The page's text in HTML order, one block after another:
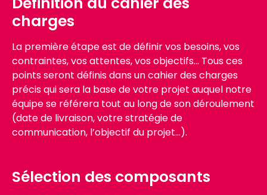
charges
La première étape est de définir vos besoins, vos
contraintes, vos attentes, vos objectifs… Tous ces
points seront définis dans un cahier des charges
précis qui sera la base de votre projet auquel notre
équipe se référera tout au long de son déroulement
(date de livraison, votre stratégie de
communication, l’objectif du projet…).
Sélection des composants